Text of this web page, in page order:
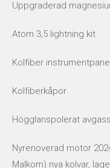
Uppgraderad
Atom 3,5 lightning kit
Kolfiber
Kolfiberkåpor
Högglanspolerat
Nyrenoverad motor
Malkom) nya kolvar,